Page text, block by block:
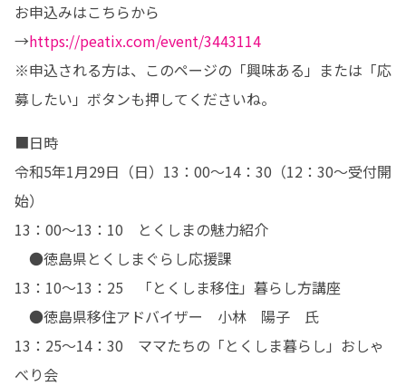
お申込みはこちらから
→https://peatix.com/event/3443114
※申込される方は、このページの「興味ある」または「応
募したい」ボタンも押してくださいね。
■日時
令和5年1月29日（日）13：00～14：30（12：30～受付開
始）
13：00～13：10　とくしまの魅力紹介
●徳島県とくしまぐらし応援課
13：10～13：25　「とくしま移住」暮らし方講座
●徳島県移住アドバイザー　小林　陽子　氏
13：25～14：30　ママたちの「とくしま暮らし」おしゃ
べり会